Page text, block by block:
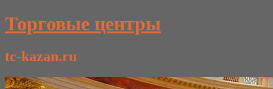
Торговые центры
tc-kazan.ru